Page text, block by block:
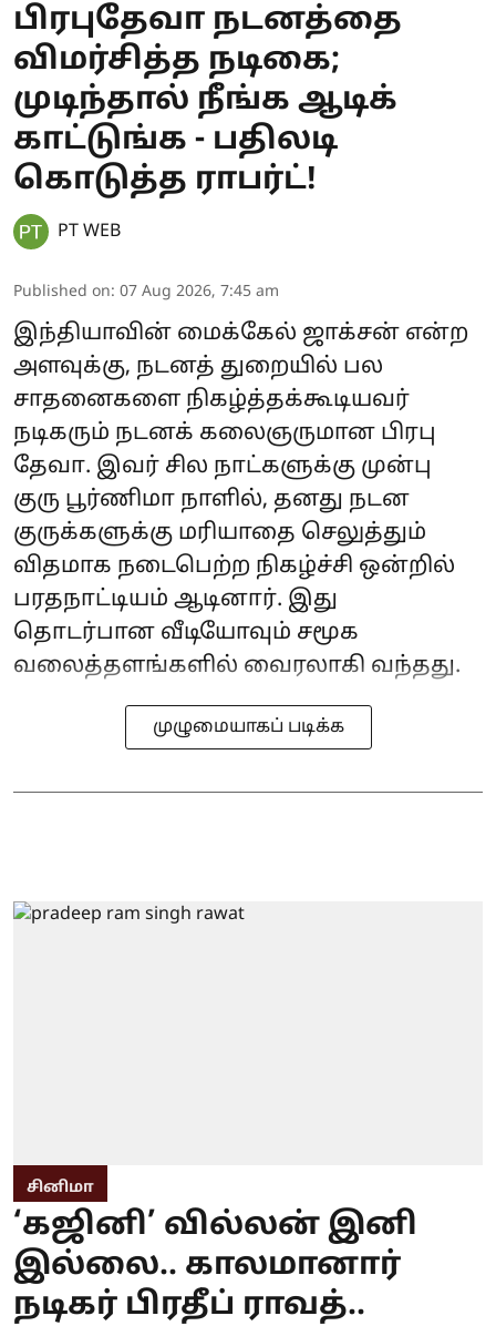
பிரபுதேவா நடனத்தை
விமர்சித்த நடிகை;
முடிந்தால் நீங்க ஆடிக்
காட்டுங்க - பதிலடி
கொடுத்த ராபர்ட்!
PT WEB
Published on: 07 Aug 2026, 7:45 am
இந்தியாவின் மைக்கேல் ஜாக்சன் என்ற
அளவுக்கு, நடனத் துறையில் பல
சாதனைகளை நிகழ்த்தக்கூடியவர்
நடிகரும் நடனக் கலைஞருமான பிரபு
தேவா. இவர் சில நாட்களுக்கு முன்பு
குரு பூர்ணிமா நாளில், தனது நடன
குருக்களுக்கு மரியாதை செலுத்தும்
விதமாக நடைபெற்ற நிகழ்ச்சி ஒன்றில்
பரதநாட்டியம் ஆடினார். இது
தொடர்பான வீடியோவும் சமூக
வலைத்தளங்களில் வைரலாகி வந்தது.
முழுமையாகப் படிக்க
சினிமா
‘கஜினி’ வில்லன் இனி
இல்லை.. காலமானார்
நடிகர் பிரதீப் ராவத்..